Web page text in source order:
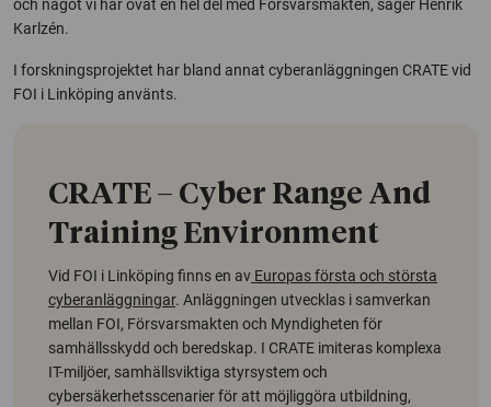
och något vi har övat en hel del med Försvarsmakten, säger Henrik
Karlzén.
I forskningsprojektet har bland annat cyberanläggningen CRATE vid
FOI i Linköping använts.
CRATE – Cyber Range And
Training Environment
Vid FOI i Linköping finns en av Europas första och största
cyberanläggningar. Anläggningen utvecklas i samverkan
mellan FOI, Försvarsmakten och Myndigheten för
samhällsskydd och beredskap. I CRATE imiteras komplexa
IT-miljöer, samhällsviktiga styrsystem och
cybersäkerhetsscenarier för att möjliggöra utbildning,